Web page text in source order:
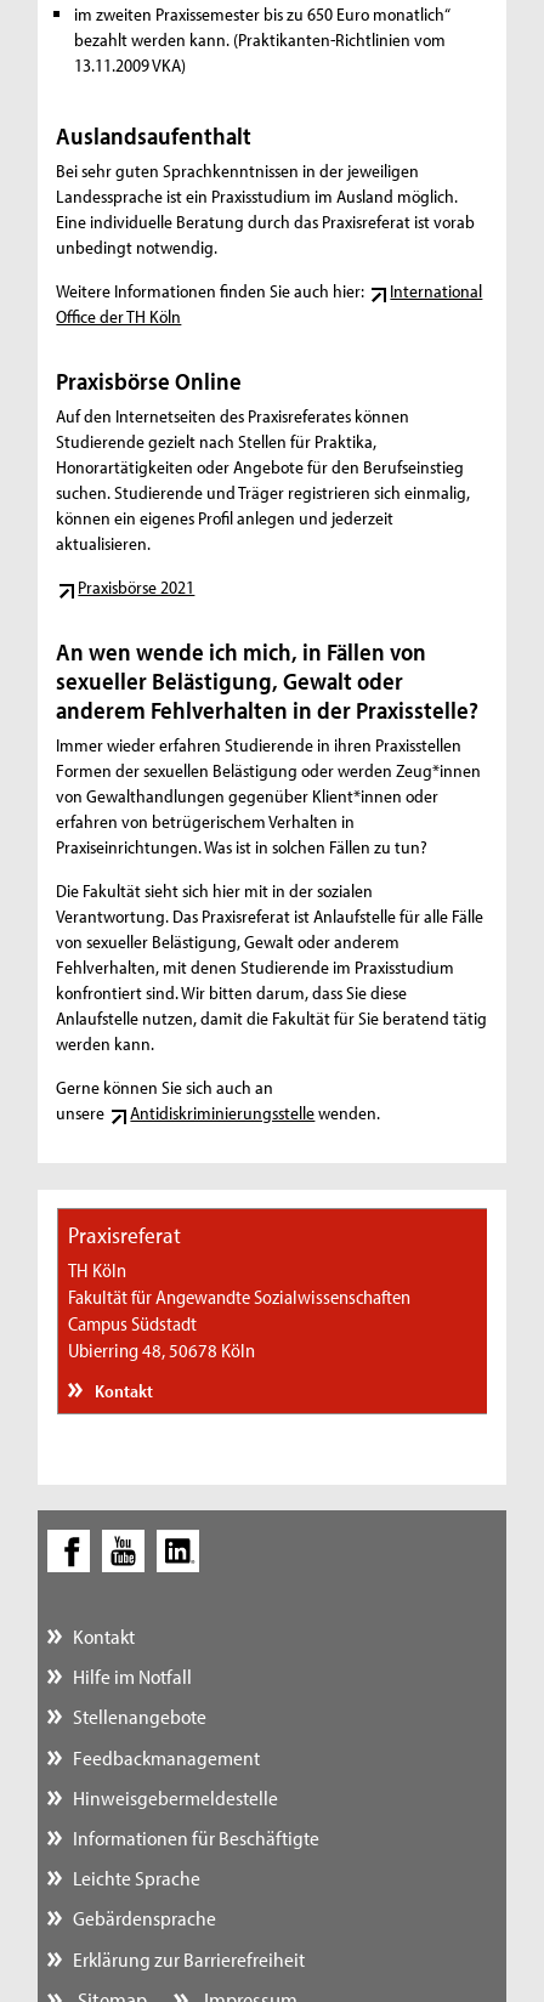
im zweiten Praxissemester bis zu 650 Euro monatlich“
bezahlt werden kann. (Praktikanten-Richtlinien vom
13.11.2009 VKA)
Auslandsaufenthalt
Bei sehr guten Sprachkenntnissen in der jeweiligen
Landessprache ist ein Praxisstudium im Ausland möglich.
Eine individuelle Beratung durch das Praxisreferat ist vorab
unbedingt notwendig.
Weitere Informationen finden Sie auch hier:
International
Office der TH Köln
Praxisbörse Online
Auf den Internetseiten des Praxisreferates können
Studierende gezielt nach Stellen für Praktika,
Honorartätigkeiten oder Angebote für den Berufseinstieg
suchen. Studierende und Träger registrieren sich einmalig,
können ein eigenes Profil anlegen und jederzeit
aktualisieren.
Praxisbörse 2021
An wen wende ich mich, in Fällen von
sexueller Belästigung, Gewalt oder
anderem Fehlverhalten in der Praxisstelle?
Immer wieder erfahren Studierende in ihren Praxisstellen
Formen der sexuellen Belästigung oder werden Zeug*innen
von Gewalthandlungen gegenüber Klient*innen oder
erfahren von betrügerischem Verhalten in
Praxiseinrichtungen. Was ist in solchen Fällen zu tun?
Die Fakultät sieht sich hier mit in der sozialen
Verantwortung. Das Praxisreferat ist Anlaufstelle für alle Fälle
von sexueller Belästigung, Gewalt oder anderem
Fehlverhalten, mit denen Studierende im Praxisstudium
konfrontiert sind. Wir bitten darum, dass Sie diese
Anlaufstelle nutzen, damit die Fakultät für Sie beratend tätig
werden kann.
Gerne können Sie sich auch an
unsere
Antidiskriminierungsstellewenden.
Praxisreferat
TH Köln
Fakultät für Angewandte Sozialwissenschaften
Campus Südstadt
Ubierring 48, 50678 Köln
Kontakt
Kontakt
Hilfe im Notfall
Stellenangebote
Feedbackmanagement
Hinweisgebermeldestelle
Informationen für Beschäftigte
Leichte Sprache
Gebärdensprache
Erklärung zur Barrierefreiheit